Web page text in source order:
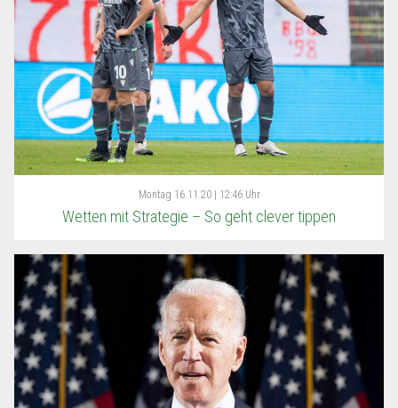
Montag 16.11.20 | 12:46 Uhr
Wetten mit Strategie – So geht clever tippen